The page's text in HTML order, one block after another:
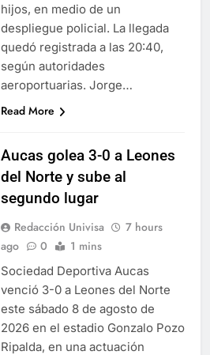
hijos, en medio de un
despliegue policial. La llegada
quedó registrada a las 20:40,
según autoridades
aeroportuarias. Jorge…
Read More
Aucas golea 3-0 a Leones
del Norte y sube al
segundo lugar
Redacción Univisa
7 hours
ago
0 1 mins
Sociedad Deportiva Aucas
venció 3-0 a Leones del Norte
este sábado 8 de agosto de
2026 en el estadio Gonzalo Pozo
Ripalda, en una actuación